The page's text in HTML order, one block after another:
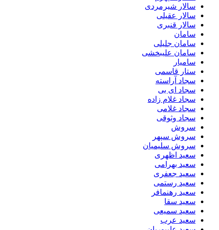
سالار شیرمردی
سالار عقیلی
سالار قنبری
سامان
سامان جلیلی
سامان علیبخشی
سامیار
ستار قاسمی
سجاد آراسته
سجاد ای بی
سجاد غلام زاده
سجاد غلامی
سجاد وثوقى
سروش
سروش سپهر
سروش سلیمیان
سعید اظهری
سعید بهرامی
سعید جعفری
سعید رستمی
سعید رهنمافر
سعید سقا
سعید سمیعی
سعید عرب